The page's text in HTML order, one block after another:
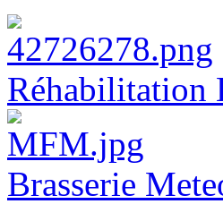
Réhabilitation
Brasserie